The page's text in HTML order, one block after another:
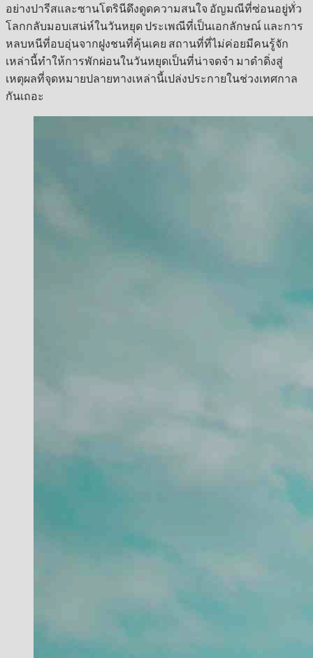
อย่างปารีสและซานโตรินีดึงดูดความสนใจ อัญมณีที่ซ่อนอยู่ทั่ว
โลกกลับมอบเสน่ห์ในวันหยุด ประเพณีที่เป็นเอกลักษณ์ และการ
หลบหนีที่อบอุ่นจากฝูงชนที่คุ้นเคย สถานที่ที่ไม่ค่อยมีคนรู้จัก
เหล่านี้ทำให้การพักผ่อนในวันหยุดเป็นที่น่าจดจำ มาดำดิ่งสู่
เหตุผลที่จุดหมายปลายทางเหล่านี้เปล่งประกายในช่วงเทศกาล
กันเถอะ